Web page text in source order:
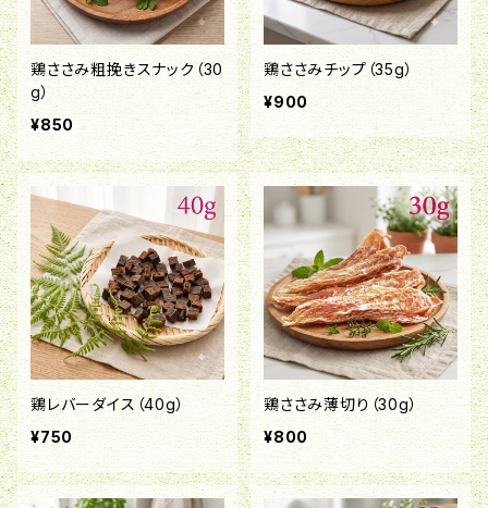
鶏ささみ粗挽きスナック（30
g）
¥850
鶏ささみチップ（35g）
¥900
鶏レバーダイス（40g）
¥750
鶏ささみ薄切り（30g）
¥800